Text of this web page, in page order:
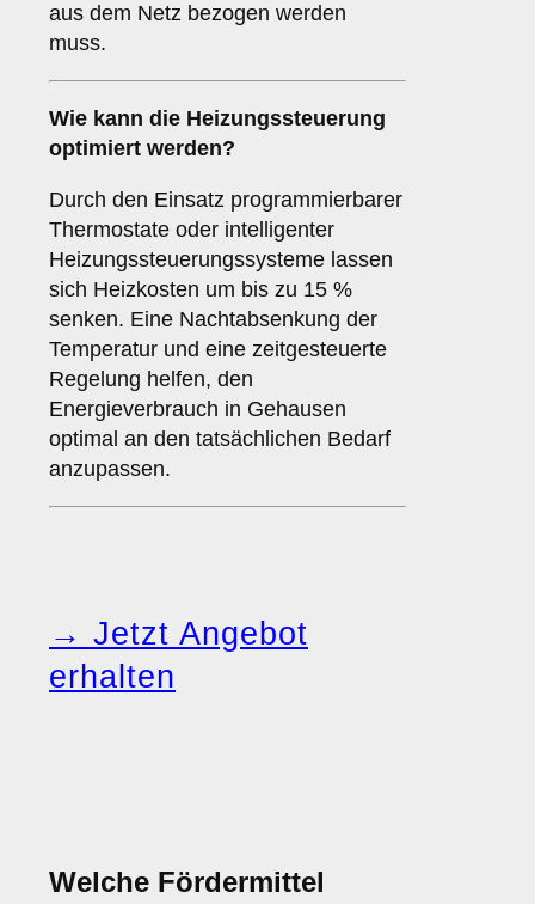
aus dem Netz bezogen werden
muss.
Wie kann die Heizungssteuerung
optimiert werden?
Durch den Einsatz programmierbarer
Thermostate oder intelligenter
Heizungssteuerungssysteme lassen
sich Heizkosten um bis zu 15 %
senken. Eine Nachtabsenkung der
Temperatur und eine zeitgesteuerte
Regelung helfen, den
Energieverbrauch in Gehausen
optimal an den tatsächlichen Bedarf
anzupassen.
→ Jetzt Angebot
erhalten
Welche Fördermittel